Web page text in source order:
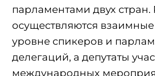
парламентами двух стран.
осуществляются
уровне спикеров и
делегаций, а депутаты
международных